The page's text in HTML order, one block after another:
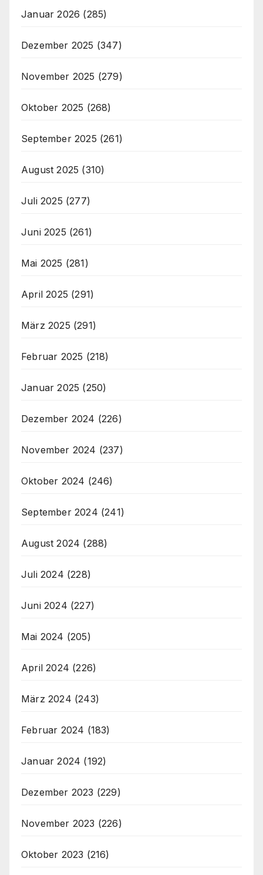
Januar 2026 (285)
Dezember 2025 (347)
November 2025 (279)
Oktober 2025 (268)
September 2025 (261)
August 2025 (310)
Juli 2025 (277)
Juni 2025 (261)
Mai 2025 (281)
April 2025 (291)
März 2025 (291)
Februar 2025 (218)
Januar 2025 (250)
Dezember 2024 (226)
November 2024 (237)
Oktober 2024 (246)
September 2024 (241)
August 2024 (288)
Juli 2024 (228)
Juni 2024 (227)
Mai 2024 (205)
April 2024 (226)
März 2024 (243)
Februar 2024 (183)
Januar 2024 (192)
Dezember 2023 (229)
November 2023 (226)
Oktober 2023 (216)